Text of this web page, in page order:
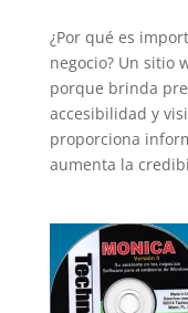
¿Por qué es
negocio? Un sitio
porque brinda
accesibilidad y
proporciona
aumenta la